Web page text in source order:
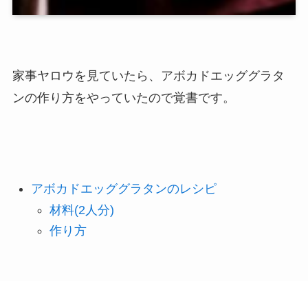
家事ヤロウを見ていたら、アボカドエッググラタ
ンの作り方をやっていたので覚書です。
アボカドエッググラタンのレシピ
材料(2人分)
作り方